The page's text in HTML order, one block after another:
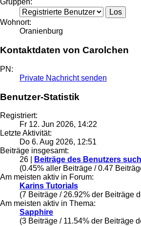
Gruppen:
Wohnort:
Oranienburg
Kontaktdaten von Carolchen
PN:
Private Nachricht senden
Benutzer-Statistik
Registriert:
Fr 12. Jun 2026, 14:22
Letzte Aktivität:
Do 6. Aug 2026, 12:51
Beiträge insgesamt:
26 |
Beiträge des Benutzers
(0.45% aller Beiträge / 0.47
Am meisten aktiv in Forum:
Karins Tutorials
(7 Beiträge / 26.92% der Beiträge
Am meisten aktiv in Thema:
Sapphire
(3 Beiträge / 11.54% der Beiträge